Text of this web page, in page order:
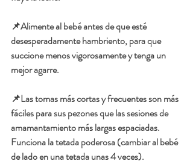
📌Alimente al bebé antes de que esté
desesperadamente hambriento, para que
succione menos vigorosamente y tenga un
mejor agarre.
📌Las tomas más cortas y frecuentes son más
fáciles para sus pezones que las sesiones de
amamantamiento más largas espaciadas.
Funciona la tetada poderosa (cambiar al bebé
de lado en una tetada unas 4 veces).